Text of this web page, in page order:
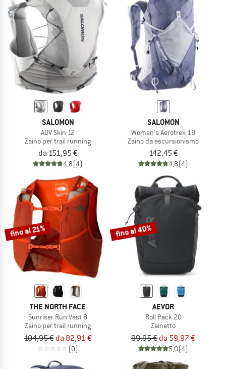
SALOMON
ADV Skin 12
Zaino per trail running
da 151,95 €
4,8(4)
SALOMON
Women's Aerotrek 18
Zaino da escursionismo
142,45 €
4,8(4)
fino al 21%
THE NORTH FACE
Sunriser Run Vest 8
Zaino per trail running
104,95 € da 82,91 €
(0)
fino al 40%
AEVOR
Roll Pack 20
Zainetto
99,95 € da 59,97 €
5,0(4)